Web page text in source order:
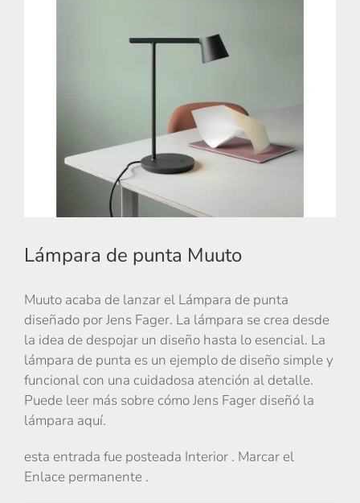
Lámpara de punta Muuto
Muuto acaba de lanzar el Lámpara de punta
diseñado por Jens Fager. La lámpara se crea desde
la idea de despojar un diseño hasta lo esencial. La
lámpara de punta es un ejemplo de diseño simple y
funcional con una cuidadosa atención al detalle.
Puede leer más sobre cómo Jens Fager diseñó la
lámpara aquí.
esta entrada fue posteada Interior . Marcar el
Enlace permanente .